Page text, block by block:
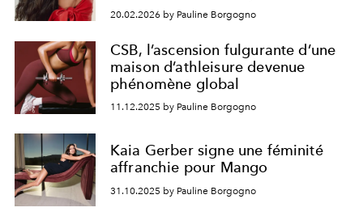
20.02.2026 by Pauline Borgogno
CSB, l’ascension fulgurante d’une
maison d’athleisure devenue
phénomène global
11.12.2025 by Pauline Borgogno
Kaia Gerber signe une féminité
affranchie pour Mango
31.10.2025 by Pauline Borgogno